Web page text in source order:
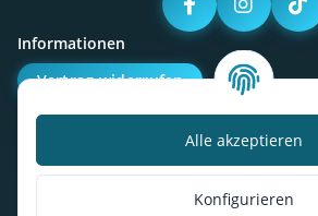
Alle akzeptieren
Konfigurieren
Informationen
Vertrag widerrufen
Kalorienbedarfsrechner